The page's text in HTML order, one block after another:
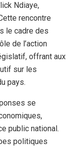
Ndiaye,
rencontre
le cadre des
de l’action
offrant aux
sur les
pays.
se
public national.
politiques